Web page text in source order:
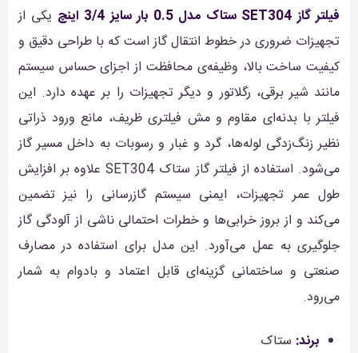
فیلتر گاز SET304 ستاک مدل 0.5 بار سایز 3/4 اینچ
یکی از
تجهیزات ضروری در خطوط انتقال گاز است که با طراحی دقیق و
کیفیت ساخت بالا، وظیفه‌ی محافظت از اجزای حساس سیستم
مانند شیر برقی، رگلاتور و دیگر تجهیزات را بر عهده دارد. این
فیلتر با بدنه‌ای مقاوم و مش فیلتری ظریف، مانع ورود ذراتی
نظیر زنگ‌زدگی لوله‌ها، گرد و غبار و رسوبات به داخل مسیر گاز
می‌شود. استفاده از فیلتر گاز ستاک SET304 علاوه بر افزایش
طول عمر تجهیزات، ایمنی سیستم گازرسانی را نیز تضمین
می‌کند و از بروز خرابی‌ها و خطرات احتمالی ناشی از آلودگی گاز
جلوگیری به عمل می‌آورد. این مدل برای استفاده در مصارف
صنعتی و ساختمانی گزینه‌ای قابل اعتماد و بادوام به شمار
می‌رود.
برند: ستاک